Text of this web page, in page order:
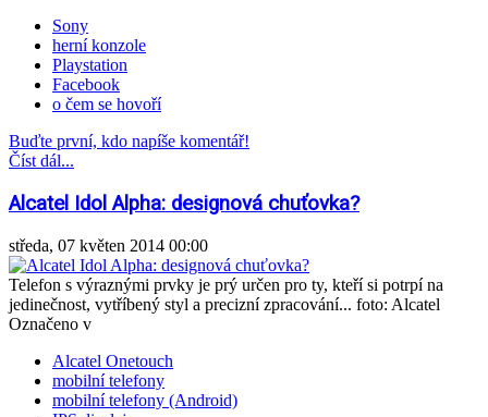
Sony
herní konzole
Playstation
Facebook
o čem se hovoří
Buďte první, kdo napíše komentář!
Číst dál...
Alcatel Idol Alpha: designová chuťovka?
středa, 07 květen 2014 00:00
Telefon s výraznými prvky je prý určen pro ty, kteří si potrpí na
jedinečnost, vytříbený styl a precizní zpracování... foto: Alcatel
Označeno v
Alcatel Onetouch
mobilní telefony
mobilní telefony (Android)